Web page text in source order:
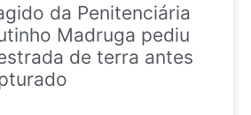
da Penitenciária
Madruga pediu
de terra antes